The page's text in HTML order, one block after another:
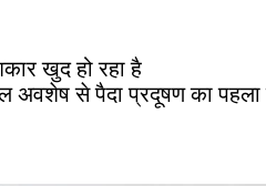
खुद हो रहा है
से पैदा प्रदूषण का पहला